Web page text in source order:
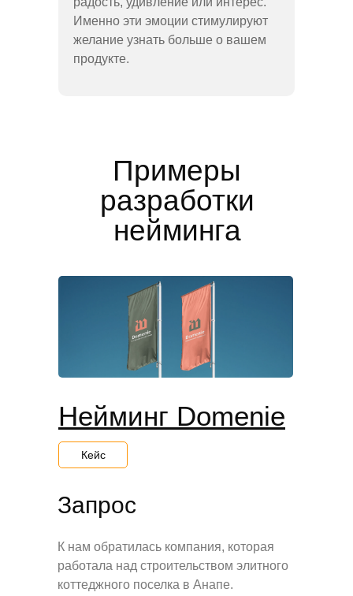
Именно эти эмоции стимулируют
желание узнать больше о вашем
продукте.
Примеры
разработки
нейминга
Нейминг Domenie
Запрос
К нам обратилась компания, которая
работала над строительством элитного
коттеджного поселка в Анапе.
Кейс